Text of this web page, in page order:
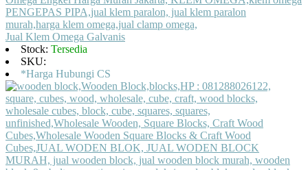
Jual Klem Omega Galvanis
Stock: Tersedia
SKU:
*Harga Hubungi CS